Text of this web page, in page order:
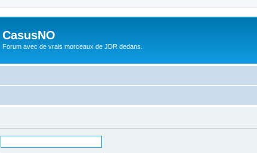
CasusNO
Forum avec de vrais morceaux de JDR dedans.